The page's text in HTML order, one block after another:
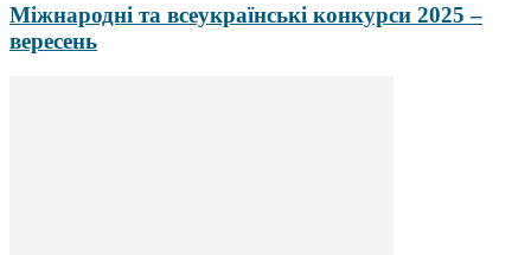
Міжнародні та всеукраїнські конкурси 2025 –
вересень